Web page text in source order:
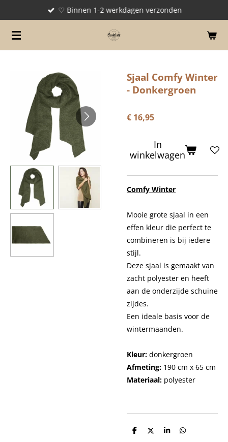
naar
de
♡ Binnen 1-2 werkdagen verzonden
Sjaal Comfy Winter
- Donkergroen
€ 16,95
In
winkelwagen
Comfy Winter
Mooie grote sjaal in een
effen kleur die perfect te
combineren is bij iedere
stijl.
Deze sjaal is gemaakt van
zacht polyester en heeft
aan de onderzijde schuine
zijdes.
Een ideale basis voor de
wintermaanden.
Kleur: donkergroen
Afmeting: 190 cm x 65 cm
Materiaal: polyester
D
D
S
D